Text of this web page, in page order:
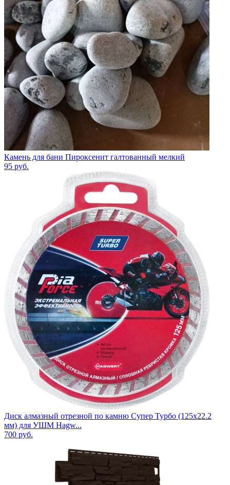
Камень для бани Пироксенит галтованный мелкий
95 руб.
Диск алмазный отрезной по камню Супер Турбо (125х22.2
мм) для УШМ Hagw...
700 руб.